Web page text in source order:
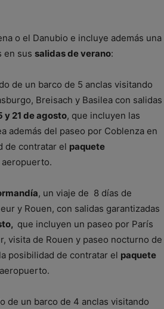
o el Danubio e incluye además una
en sus salidas de verano:
de un barco de 5 anclas visitando
Breisach y Basilea con salidas
y 21 de agosto, que incluyen las
además del paseo por Coblenza en
de contratar el paquete
, un viaje de 8 días de
y Rouen, con salidas garantizadas
que incluyen un paseo por París
visita de Rouen y paseo nocturno de
posibilidad de contratar el paquete
de un barco de 4 anclas visitando